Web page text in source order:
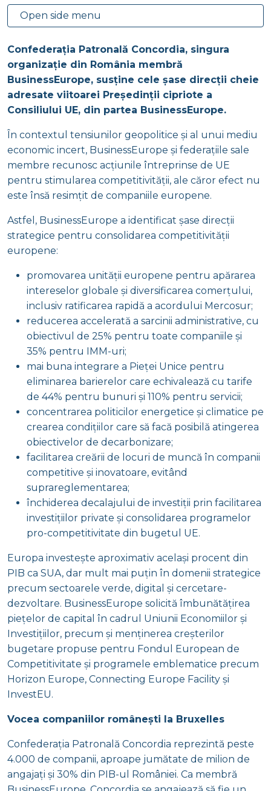
Confederația Patronală Concordia, singura
organizație din România membră
BusinessEurope, susține cele șase direcții cheie
adresate viitoarei Președinții cipriote a
Consiliului UE, din partea BusinessEurope.
În contextul tensiunilor geopolitice și al unui mediu
economic incert, BusinessEurope și federațiile sale
membre recunosc acțiunile întreprinse de UE
pentru stimularea competitivității, ale căror efect nu
este însă resimțit de companiile europene.
Astfel, BusinessEurope a identificat șase direcții
strategice pentru consolidarea competitivității
europene:
promovarea unității europene pentru apărarea
intereselor globale și diversificarea comerțului,
inclusiv ratificarea rapidă a acordului Mercosur;
reducerea accelerată a sarcinii administrative, cu
obiectivul de 25% pentru toate companiile și
35% pentru IMM-uri;
mai buna integrare a Pieței Unice pentru
eliminarea barierelor care echivalează cu tarife
de 44% pentru bunuri și 110% pentru servicii;
concentrarea politicilor energetice și climatice pe
crearea condițiilor care să facă posibilă atingerea
obiectivelor de decarbonizare;
facilitarea creării de locuri de muncă în companii
competitive și inovatoare, evitând
suprareglementarea;
închiderea decalajului de investiții prin facilitarea
investițiilor private și consolidarea programelor
pro-competitivitate din bugetul UE.
Europa investește aproximativ același procent din
PIB ca SUA, dar mult mai puțin în domenii strategice
precum sectoarele verde, digital și cercetare-
dezvoltare. BusinessEurope solicită îmbunătățirea
piețelor de capital în cadrul Uniunii Economiilor și
Investițiilor, precum și menținerea creșterilor
bugetare propuse pentru Fondul European de
Competitivitate și programele emblematice precum
Horizon Europe, Connecting Europe Facility și
InvestEU.
Vocea companiilor românești la Bruxelles
Confederația Patronală Concordia reprezintă peste
4.000 de companii, aproape jumătate de milion de
angajați și 30% din PIB-ul României. Ca membră
Open side menu